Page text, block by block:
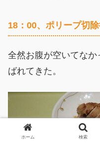
18：00、ポリープ切
全然お腹が空いてな
ばれてきた。
ホーム 検索